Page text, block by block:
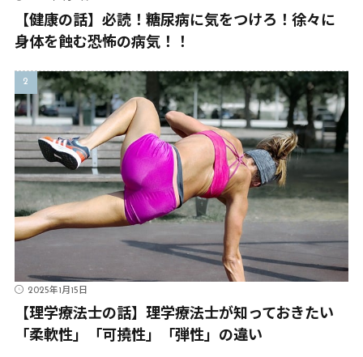
【健康の話】必読！糖尿病に気をつけろ！徐々に
身体を蝕む恐怖の病気！！
2025年1月15日
【理学療法士の話】理学療法士が知っておきたい
「柔軟性」「可撓性」「弾性」の違い